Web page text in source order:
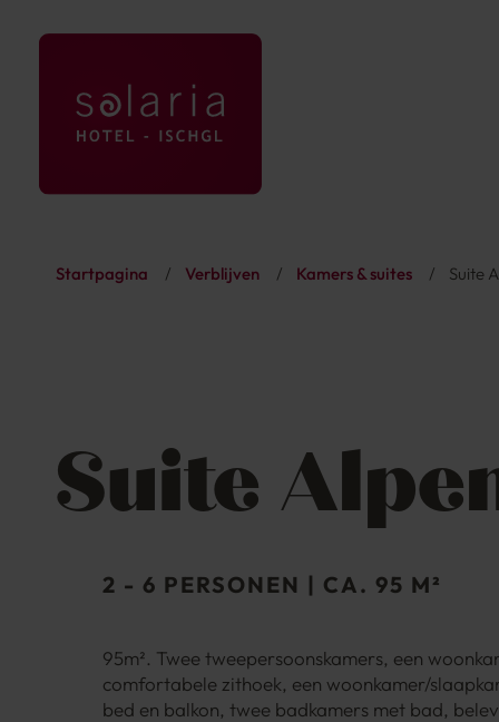
Startpagina / Verblijven / Kamers & suites / Suite
Suite
2 - 6 PERSONEN | CA. 95 M²
95m². Twee tweepersoonskamers, een
comfortabele zithoek, een woonkamer/
bed en balkon, twee badkamers met bad,